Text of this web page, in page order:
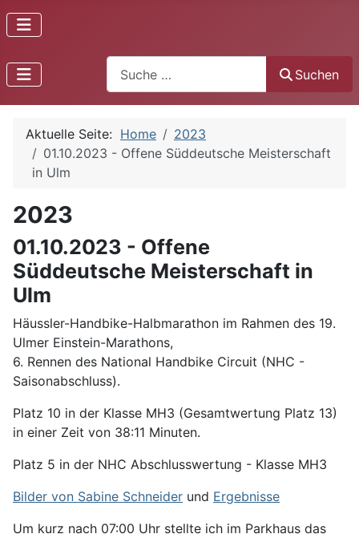
Suchen
Aktuelle Seite: Home
2023
01.10.2023 - Offene Süddeutsche Meisterschaft
in Ulm
2023
01.10.2023 - Offene
Süddeutsche Meisterschaft in
Ulm
Häussler-Handbike-Halbmarathon im Rahmen des 19.
Ulmer Einstein-Marathons,
6. Rennen des National Handbike Circuit (NHC -
Saisonabschluss).
Platz 10 in der Klasse MH3 (Gesamtwertung Platz 13)
in einer Zeit von 38:11 Minuten.
Platz 5 in der NHC Abschlusswertung - Klasse MH3
Bilder von Sabine Schneider und Ergebnisse
Um kurz nach 07:00 Uhr stellte ich im Parkhaus das